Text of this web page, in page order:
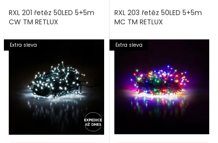
RXL 201 řetěz 50LED 5+5m
CW TM RETLUX
Extra sleva
RXL 203 řetěz 50LED 5+5m
MC TM RETLUX
Extra sleva